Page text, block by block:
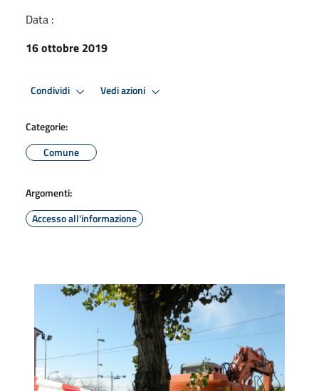
Data :
16 ottobre 2019
Condividi Vedi azioni
Categorie:
Comune
Argomenti:
Accesso all'informazione